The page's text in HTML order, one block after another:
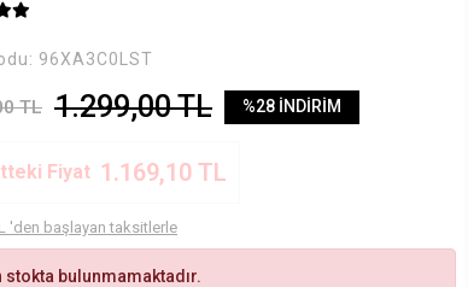
96XA3C0LST
TL 1.299,00 TL %28 İNDİRİM
Fiyat 1.169,10 TL
'den başlayan taksitlerle
stokta bulunmamaktadır.